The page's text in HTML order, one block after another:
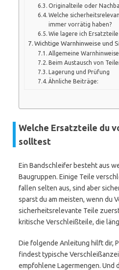
Originalteile oder
Welche
immer vorrätig haben?
Wie lagere ich
Wichtige Warnhinweise und
Allgemeine Warnhinweise
Beim Austausch von
Lagerung und Prüfung
Ähnliche Beiträge:
Welche Ersatzteile du
solltest
Ein Bandschleifer besteht aus
Baugruppen. Einige Teile
fallen selten aus, sind aber
sparst du am meisten, wenn du
sicherheitsrelevante Teile
kritische Verschleißteile, die
Die folgende Anleitung hilft dir,
findest typische
empfohlene Lagermengen. Und